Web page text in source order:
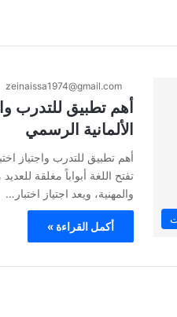
zeinaissa1974@gmail.com
أهم تطبيق للتدرب
الألمانية الرسمي
أهم تطبيق للتدرب واجتياز
تفتح اللغة أبواباً مغلقة
والمهنية، ويعد اجتياز اختبار…
أكمل القراءة »